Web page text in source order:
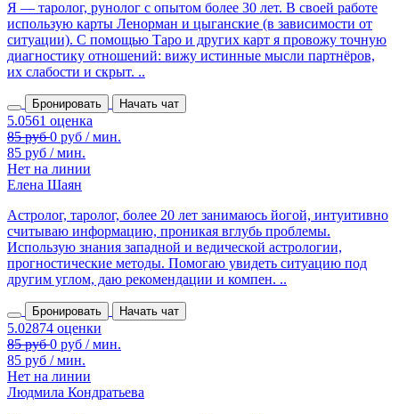
Я — таролог, рунолог с опытом более 30 лет. В своей работе
использую карты Ленорман и цыганские (в зависимости от
ситуации). С помощью Таро и других карт я провожу точную
диагностику отношений: вижу истинные мысли партнёров,
их слабости и скрыт. ..
Бронировать Начать чат
85 руб / мин.
Нет на линии
Елена Шаян
Астролог, таролог, более 20 лет занимаюсь йогой, интуитивно
считываю информацию, проникая вглубь проблемы.
Использую знания западной и ведической астрологии,
прогностические методы. Помогаю увидеть ситуацию под
другим углом, даю рекомендации и компен. ..
Бронировать Начать чат
85 руб / мин.
Нет на линии
Людмила Кондратьева